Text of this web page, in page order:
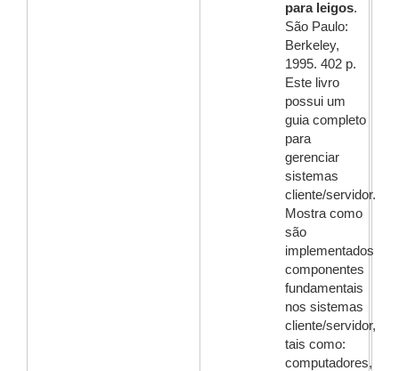
para leigos.
São Paulo:
Berkeley,
1995. 402 p.
Este livro
possui um
guia completo
para
gerenciar
sistemas
cliente/servidor.
Mostra como
são
implementados
componentes
fundamentais
nos sistemas
cliente/servidor,
tais como:
computadores,